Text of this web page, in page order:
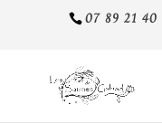
07 89 21 40